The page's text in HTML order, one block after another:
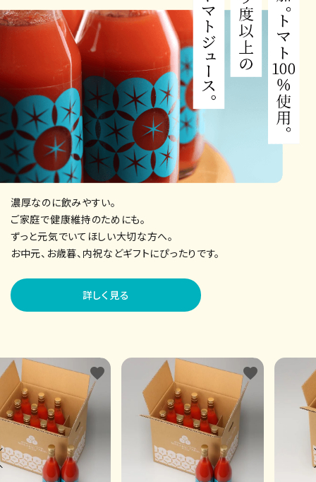
濃厚なのに飲みやすい。
ご家庭で健康維持のためにも。
ずっと元気でいてほしい大切な方へ。
お中元、お歳暮、内祝などギフトにぴったりです。
詳しく見る
favorite favorite